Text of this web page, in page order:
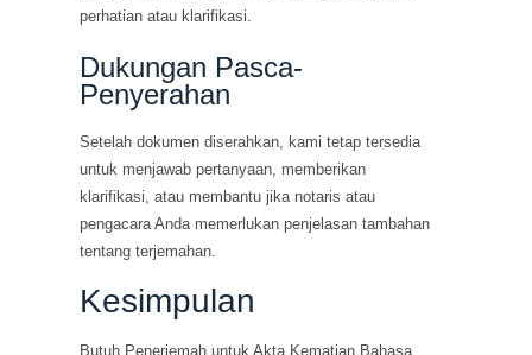
perhatian atau klarifikasi.
Dukungan Pasca-
Penyerahan
Setelah dokumen diserahkan, kami tetap tersedia
untuk menjawab pertanyaan, memberikan
klarifikasi, atau membantu jika notaris atau
pengacara Anda memerlukan penjelasan tambahan
tentang terjemahan.
Kesimpulan
Butuh Penerjemah untuk Akta Kematian Bahasa